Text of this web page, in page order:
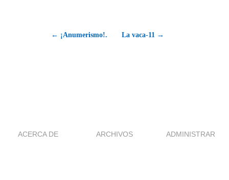
← ¡Anumerismo!. La vaca-11 →
ACERCA DE ARCHIVOS ADMINISTRAR